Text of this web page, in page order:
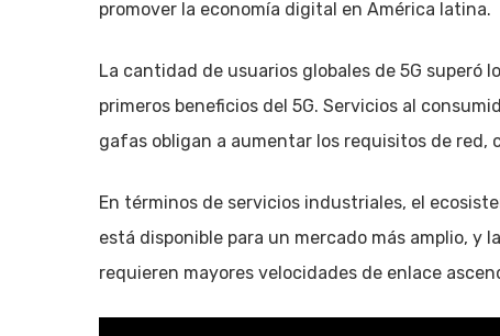
promover la economía digital en América latina.
La cantidad de usuarios globales de 5G superó
primeros beneficios del 5G. Servicios al
gafas obligan a aumentar los requisitos de red,
En términos de servicios industriales, el
está disponible para un mercado más amplio, y
requieren mayores velocidades de enlace